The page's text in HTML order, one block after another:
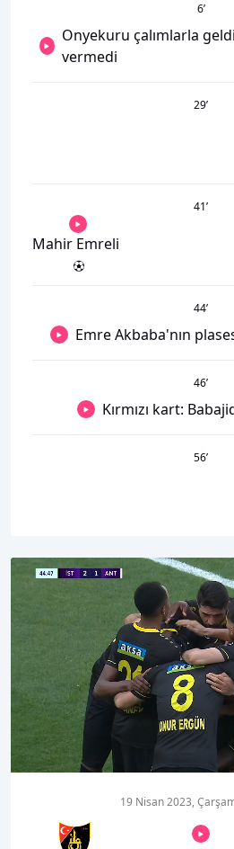
6’
Onyekuru çalımlarla
vermedi
29’
41’
Mahir Emreli
44’
Emre Akbaba'nın
46’
Kırmızı kart:
56’
00:19
19 Nisan 2023,